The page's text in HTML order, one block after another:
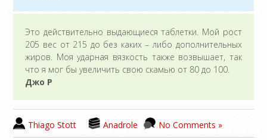
Это действительно выдающиеся таблетки. Мой рост
205 вес от 215 до без каких – либо дополнительных
жиров. Моя ударная вязкость также возвышает, так
что я мог бы увеличить свою скамью от 80 до 100.
Джо P
Thiago Stott Anadrole No Comments »